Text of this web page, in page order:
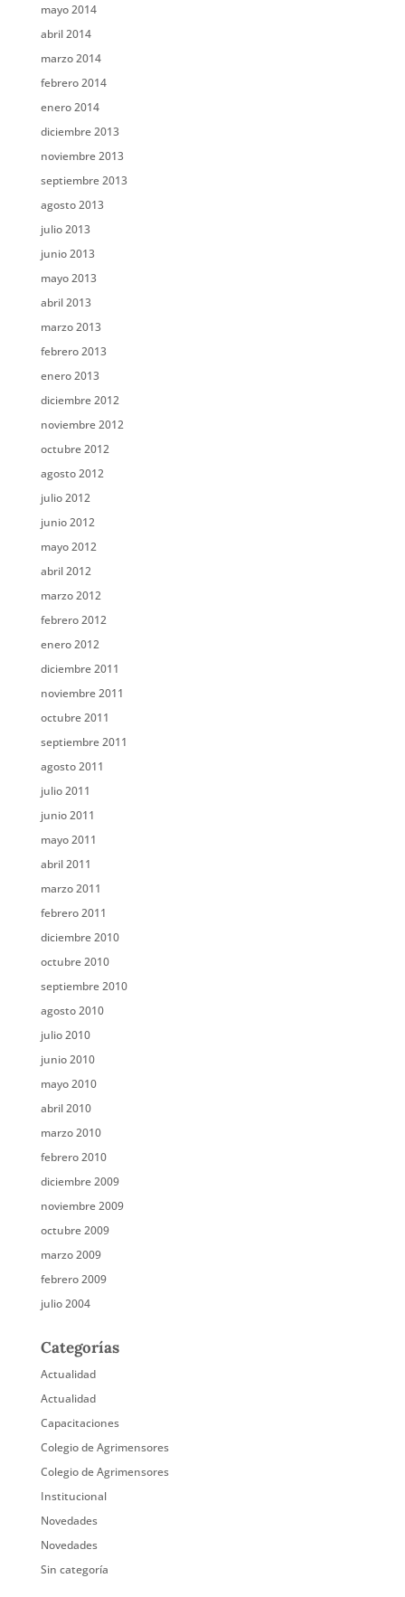
mayo 2014
abril 2014
marzo 2014
febrero 2014
enero 2014
diciembre 2013
noviembre 2013
septiembre 2013
agosto 2013
julio 2013
junio 2013
mayo 2013
abril 2013
marzo 2013
febrero 2013
enero 2013
diciembre 2012
noviembre 2012
octubre 2012
agosto 2012
julio 2012
junio 2012
mayo 2012
abril 2012
marzo 2012
febrero 2012
enero 2012
diciembre 2011
noviembre 2011
octubre 2011
septiembre 2011
agosto 2011
julio 2011
junio 2011
mayo 2011
abril 2011
marzo 2011
febrero 2011
diciembre 2010
octubre 2010
septiembre 2010
agosto 2010
julio 2010
junio 2010
mayo 2010
abril 2010
marzo 2010
febrero 2010
diciembre 2009
noviembre 2009
octubre 2009
marzo 2009
febrero 2009
julio 2004
Categorías
Actualidad
Actualidad
Capacitaciones
Colegio de Agrimensores
Colegio de Agrimensores
Institucional
Novedades
Novedades
Sin categoría